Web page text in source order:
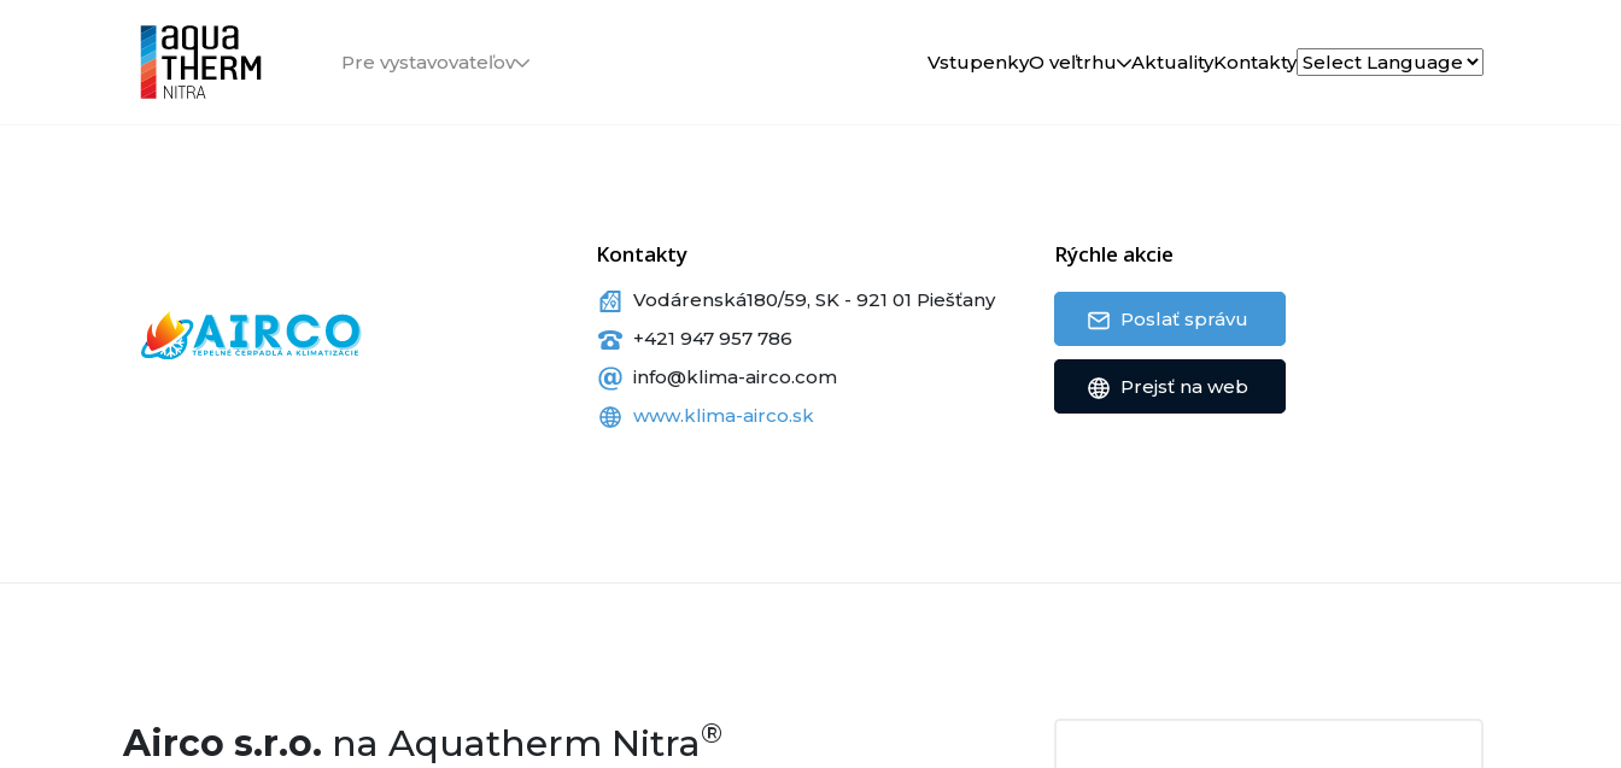
Pre vystavovateľov VstupenkyO veľtrhu AktualityKontakty
Kontakty
Vodárenská180/59, SK - 921 01 Piešťany
+421 947 957 786
info@klima-airco.com
www.klima-airco.sk
Rýchle akcie
Poslať správu
Prejsť na web
Airco s.r.o. na Aquatherm Nitra®